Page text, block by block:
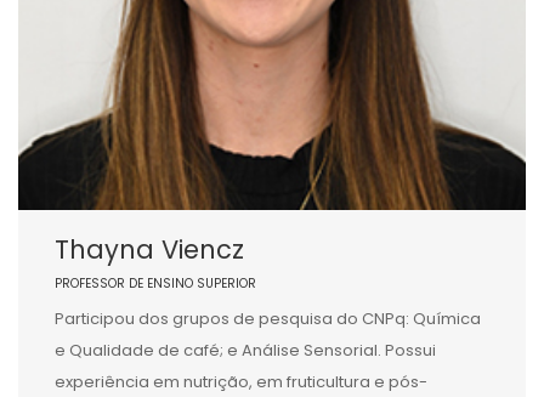
Thayna Viencz
PROFESSOR DE ENSINO SUPERIOR
Participou dos grupos de pesquisa do CNPq: Química
e Qualidade de café; e Análise Sensorial. Possui
experiência em nutrição, em fruticultura e pós-